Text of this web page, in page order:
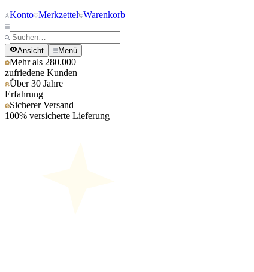
Konto Merkzettel Warenkorb
Ansicht Menü
Mehr als 280.000
zufriedene Kunden
Über 30 Jahre
Erfahrung
Sicherer Versand
100% versicherte Lieferung